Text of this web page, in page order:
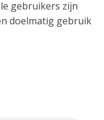
gebruikers zijn
doelmatig gebruik